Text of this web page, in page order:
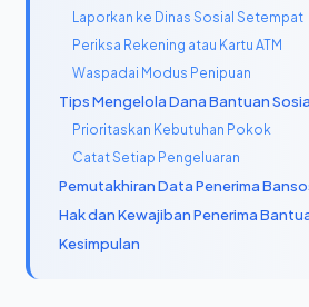
Laporkan ke Dinas Sosial Setempat
Periksa Rekening atau Kartu ATM
Waspadai Modus Penipuan
Tips Mengelola Dana Bantuan
Prioritaskan Kebutuhan Pokok
Catat Setiap Pengeluaran
Pemutakhiran Data Penerima
Hak dan Kewajiban Penerima
Kesimpulan